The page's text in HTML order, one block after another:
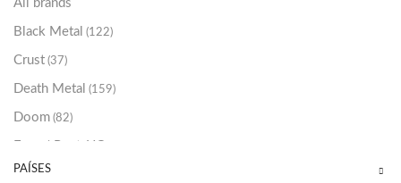
All brands
Black Metal (122)
Crust (37)
Death Metal (159)
Doom (82)
Grindcore
PAÍSES